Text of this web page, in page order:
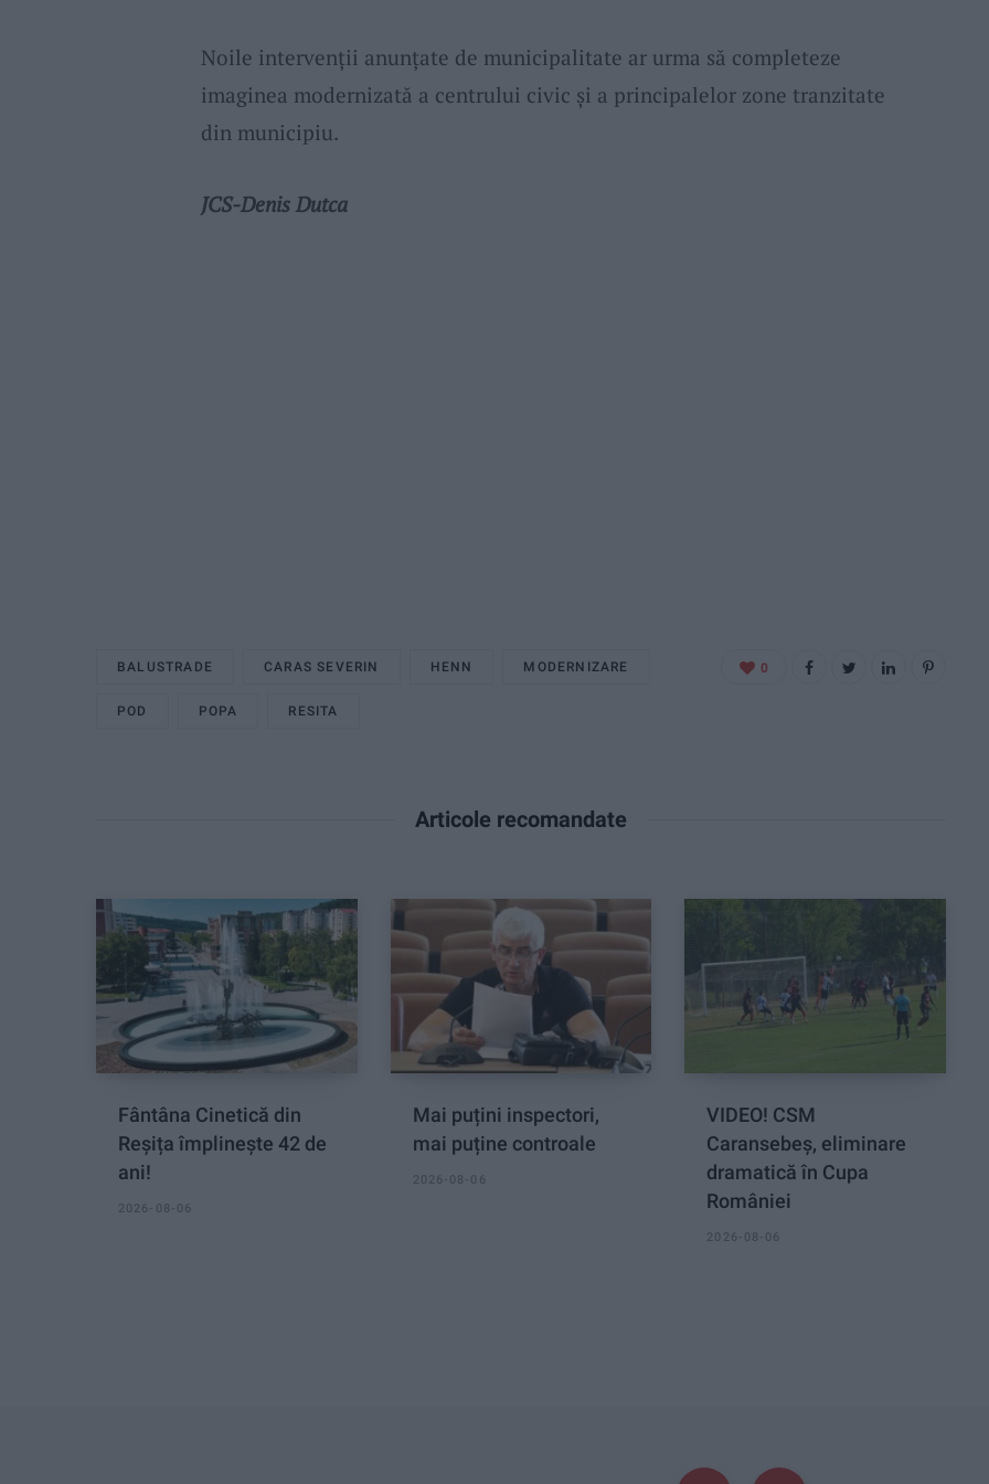
Noile intervenții anunțate de municipalitate ar urma să completeze
imaginea modernizată a centrului civic și a principalelor zone tranzitate
din municipiu.
JCS-Denis Dutca
BALUSTRADE CARAS SEVERIN HENN MODERNIZARE
POD POPA RESITA
0
Articole recomandate
Fântâna Cinetică din
Reșița împlinește 42 de
ani!
2026-08-06
Mai puțini inspectori,
mai puține controale
2026-08-06
VIDEO! CSM
Caransebeș, eliminare
dramatică în Cupa
României
2026-08-06